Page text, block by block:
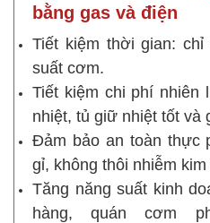
bằng gas và điện
Tiết kiệm thời gian:
suất cơm.
Tiết kiệm chi phí nhiên
nhiệt, tủ giữ nhiệt tốt và
Đảm bảo an toàn thực
gỉ, không thôi nhiễm
Tăng năng suất kinh
hàng, quán cơm